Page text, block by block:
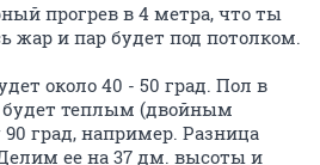
прогрев в 4 метра, что ты
жар и пар будет под потолком.
около 40 - 50 град. Пол в
будет теплым (двойным
град, например. Разница
ее на 37 дм. высоты и